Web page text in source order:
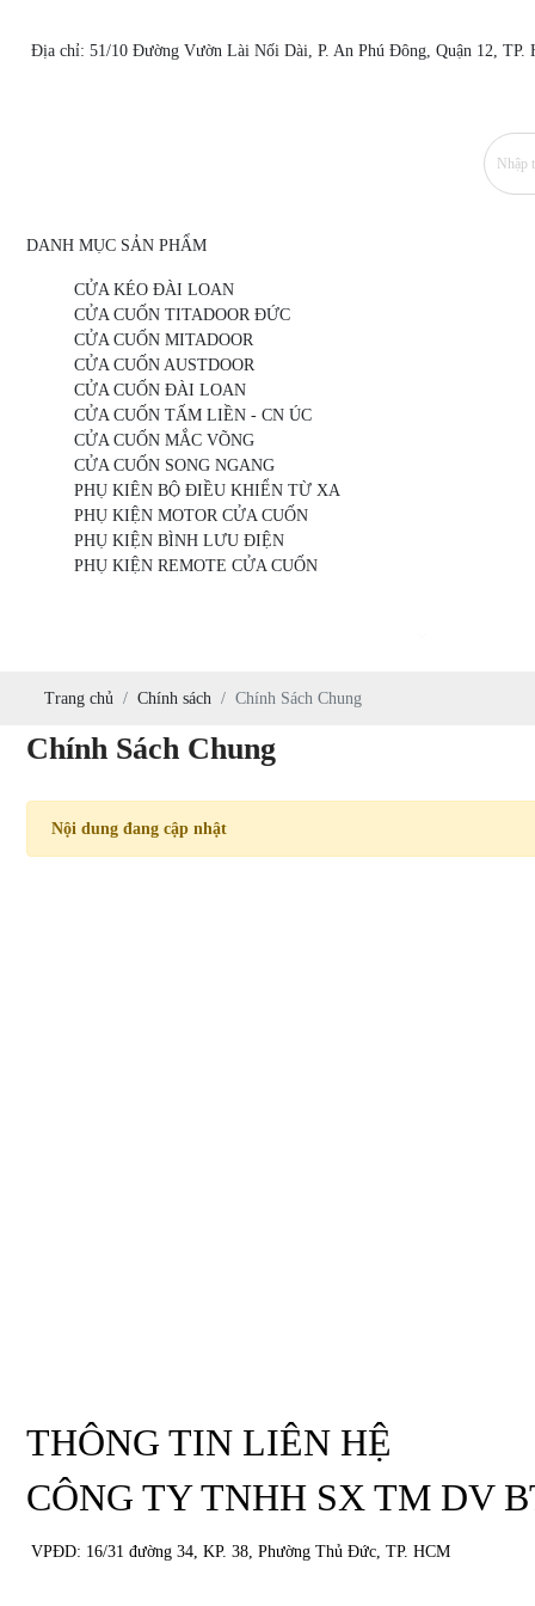
Địa chỉ: 51/10 Đường Vườn Lài Nối Dài, P. An Phú Đông, Quận 12, TP.
DANH MỤC SẢN PHẨM
CỬA KÉO ĐÀI LOAN
CỬA CUỐN TITADOOR ĐỨC
CỬA CUỐN MITADOOR
CỬA CUỐN AUSTDOOR
CỬA CUỐN ĐÀI LOAN
CỬA CUỐN TẤM LIỀN - CN ÚC
CỬA CUỐN MẮC VÕNG
CỬA CUỐN SONG NGANG
PHỤ KIÊN BỘ ĐIỀU KHIỂN TỪ XA
PHỤ KIỆN MOTOR CỬA CUỐN
PHỤ KIỆN BÌNH LƯU ĐIỆN
PHỤ KIỆN REMOTE CỬA CUỐN
Trang chủ Chính sách Chính Sách Chung
Chính Sách Chung
Nội dung đang cập nhật
THÔNG TIN LIÊN HỆ
CÔNG TY TNHH SX TM DV
VPĐD: 16/31 đường 34, KP. 38, Phường Thủ Đức, TP. HCM